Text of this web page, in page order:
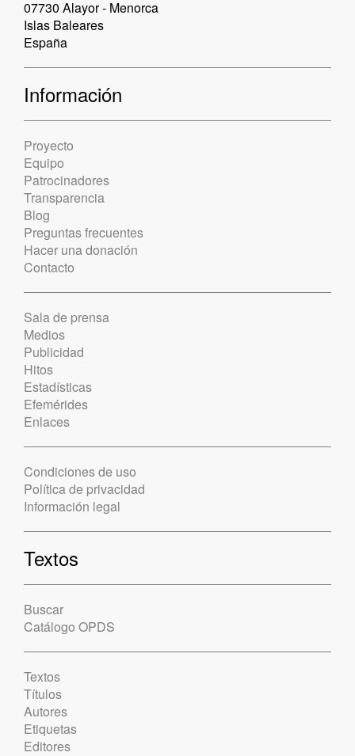
07730 Alayor - Menorca
Islas Baleares
España
Información
Proyecto
Equipo
Patrocinadores
Transparencia
Blog
Preguntas frecuentes
Hacer una donación
Contacto
Sala de prensa
Medios
Publicidad
Hitos
Estadísticas
Efemérides
Enlaces
Condiciones de uso
Política de privacidad
Información legal
Textos
Buscar
Catálogo OPDS
Textos
Títulos
Autores
Etiquetas
Editores